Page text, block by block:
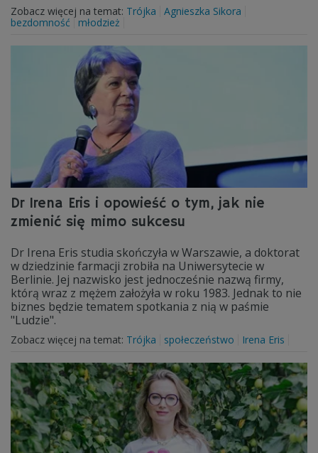
Zobacz więcej na temat: Trójka
Agnieszka Sikora
bezdomność
młodzież
Dr Irena Eris i opowieść o tym, jak nie
zmienić się mimo sukcesu
Dr Irena Eris studia skończyła w Warszawie, a doktorat
w dziedzinie farmacji zrobiła na Uniwersytecie w
Berlinie. Jej nazwisko jest jednocześnie nazwą firmy,
którą wraz z mężem założyła w roku 1983. Jednak to nie
biznes będzie tematem spotkania z nią w paśmie
"Ludzie".
Zobacz więcej na temat: Trójka społeczeństwo Irena Eris